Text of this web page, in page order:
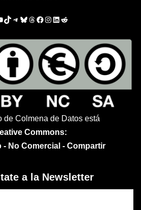
de Colmena de Datos está
Commons:
- No Comercial - Compartir
a la Newsletter